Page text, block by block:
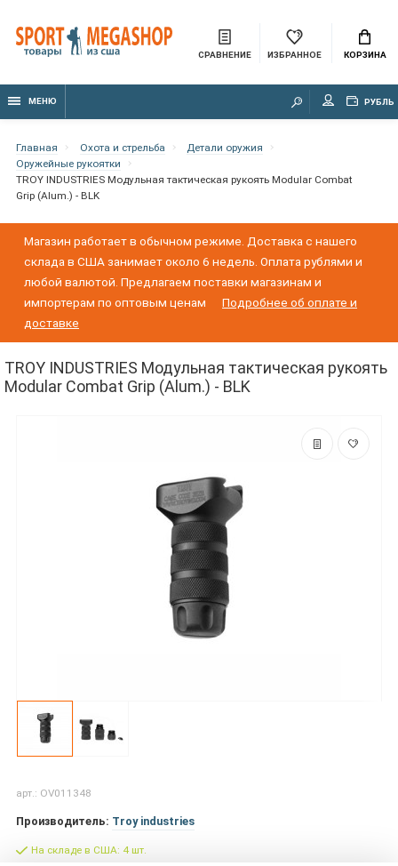
СРАВНЕНИЕ ИЗБРАННОЕ КОРЗИНА
МЕНЮ РУБЛЬ
Главная Охота и стрельба
Детали оружия
Оружейные рукоятки
TROY INDUSTRIES Модульная тактическая рукоять Modular Combat
Grip (Alum.) - BLK
Магазин работает в обычном режиме. Доставка с нашего
склада в США занимает около 6 недель. Оплата рублями и
любой валютой. Предлагаем поставки магазинам и
импортерам по оптовым ценам
Подробнее об оплате и
доставке
TROY INDUSTRIES Модульная тактическая рукоять
Modular Combat Grip (Alum.) - BLK
арт.: OV011348
Производитель: Troy industries
На складе в США: 4 шт.